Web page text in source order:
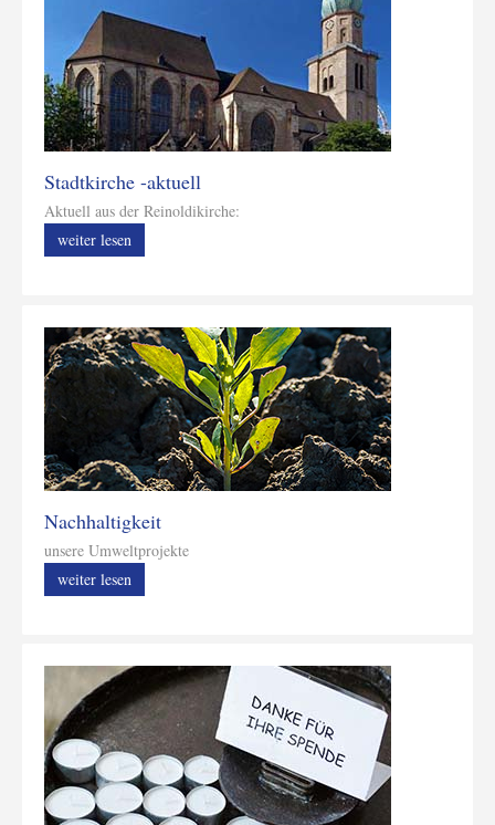
Stadtkirche -aktuell
Aktuell aus der Reinoldikirche:
weiter lesen
Nachhaltigkeit
unsere Umweltprojekte
weiter lesen